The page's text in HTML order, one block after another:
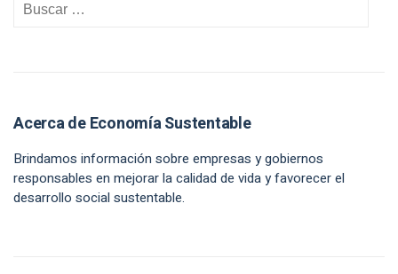
Acerca de Economía Sustentable
Brindamos información sobre empresas y gobiernos
responsables en mejorar la calidad de vida y favorecer el
desarrollo social sustentable.